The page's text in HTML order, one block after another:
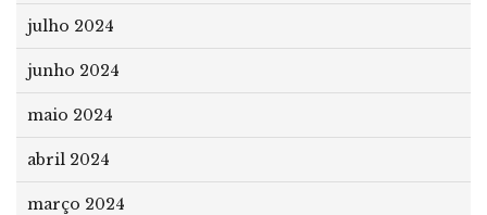
julho 2024
junho 2024
maio 2024
abril 2024
março 2024